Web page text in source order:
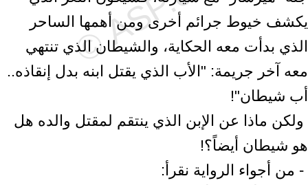
يكشف خيوط جرائم أخرى ومن أهمها الساحر
الذي ‏بدأت معه الحكاية، والشيطان الذي تنتهي
معه آخر جريمة: "الأب الذي يقتل ابنه ‏بدل إنقاذه..
أب شيطان"!‏ ‎
‎ ولكن ماذا عن الإبن الذي ينتقم لمقتل والده هل
هو شيطان أيضاً؟!‏ ‎